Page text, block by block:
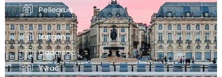
Pellegrue
Langon
Cadarsac
Yvrac